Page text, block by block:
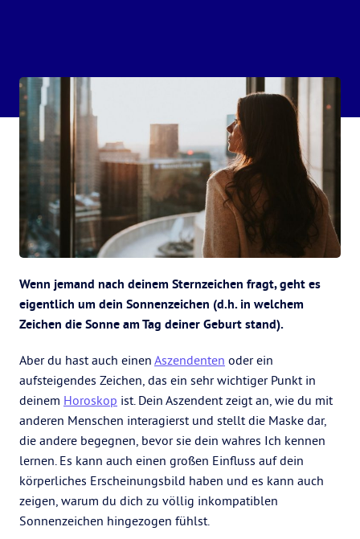
Wenn jemand nach deinem Sternzeichen fragt, geht es
eigentlich um dein Sonnenzeichen (d.h. in welchem
Zeichen die Sonne am Tag deiner Geburt stand).
Aber du hast auch einen Aszendenten oder ein
aufsteigendes Zeichen, das ein sehr wichtiger Punkt in
deinem Horoskop ist. Dein Aszendent zeigt an, wie du mit
anderen Menschen interagierst und stellt die Maske dar,
die andere begegnen, bevor sie dein wahres Ich kennen
lernen. Es kann auch einen großen Einfluss auf dein
körperliches Erscheinungsbild haben und es kann auch
zeigen, warum du dich zu völlig inkompatiblen
Sonnenzeichen hingezogen fühlst.